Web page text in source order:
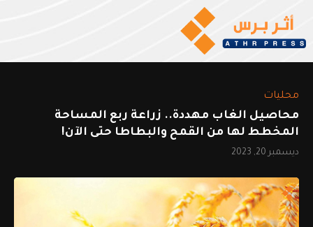
محليات
محاصيل الغاب مهددة.. زراعة ربع المساحة
المخطط لها من القمح والبطاطا حتى الآن!
ديسمبر 20, 2023